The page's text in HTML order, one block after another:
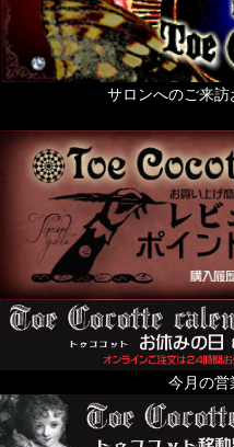
薔薇なもの。
天使なもの。
ポスト投函便発送OKのお品
送料無料まで後少し（500円以
絢爛黄金色装飾品の頁
For KID's and Baby and FANY
オブジェ・人形・立体アート
ちょっと配るのにおすすめプチ
サロンへのご来訪
今月の営